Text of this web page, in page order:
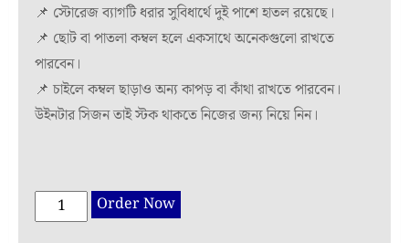
📌 স্টোরেজ ব্যাগটি ধরার সুবিধার্থে দুই পাশে হাতল রয়েছে।
📌 ছোট বা পাতলা কম্বল হলে একসাথে অনেকগুলো রাখতে
পারবেন।
📌 চাইলে কম্বল ছাড়াও অন্য কাপড় বা কাঁথা রাখতে পারবেন।
উইনটার সিজন তাই স্টক থাকতে নিজের জন্য নিয়ে নিন।
Spacious
Blanket
Order Now